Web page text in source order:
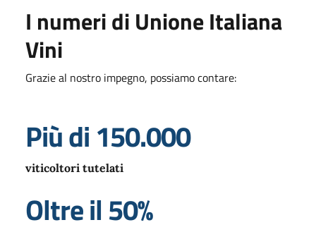
I numeri di Unione Italiana
Vini
Grazie al nostro impegno, possiamo contare:
Più di 150.000
viticoltori tutelati
Oltre il 50%